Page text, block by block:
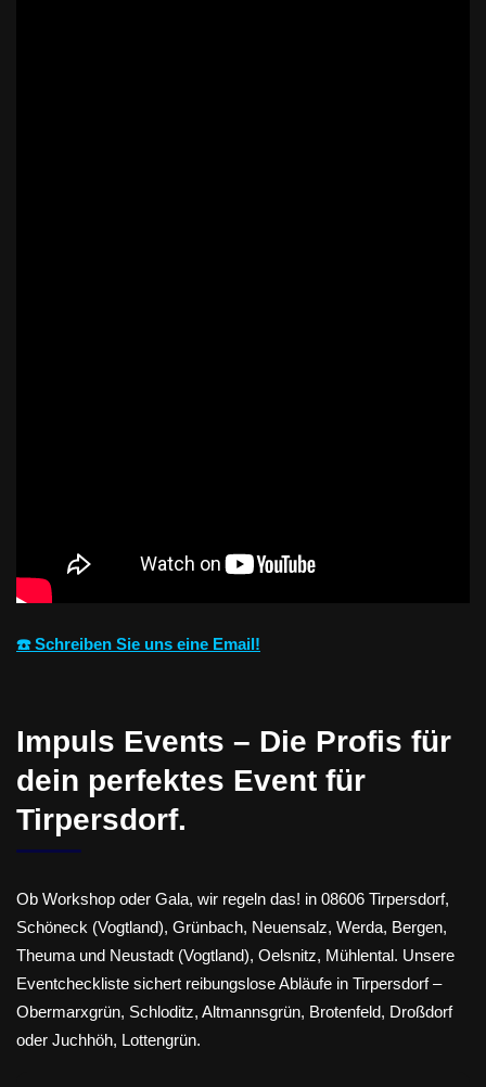
☎️ Schreiben Sie uns eine Email!
Impuls Events – Die Profis für
dein perfektes Event für
Tirpersdorf.
Ob Workshop oder Gala, wir regeln das! in 08606 Tirpersdorf,
Schöneck (Vogtland), Grünbach, Neuensalz, Werda, Bergen,
Theuma und Neustadt (Vogtland), Oelsnitz, Mühlental. Unsere
Eventcheckliste sichert reibungslose Abläufe in Tirpersdorf –
Obermarxgrün, Schloditz, Altmannsgrün, Brotenfeld, Droßdorf
oder Juchhöh, Lottengrün.